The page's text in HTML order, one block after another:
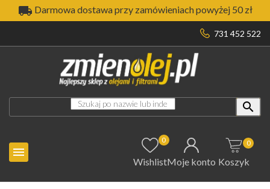
 Darmowa dostawa przy zamówieniach powyżej 50 zł
731 452 522


0
WishlistMoje konto Koszyk
0